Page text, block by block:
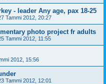
- leader Any age, pax 18-25
Tammi 2012, 20:27
photo project fr adults
Tammi 2012, 11:55
2012, 15:56
Tammi 2012, 12:01